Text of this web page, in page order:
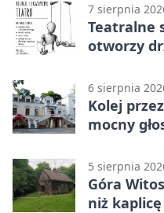
7 sierpnia
Teatralne
otworzy
6 sierpnia
Kolej
mocny
5 sierpnia
Góra
niż